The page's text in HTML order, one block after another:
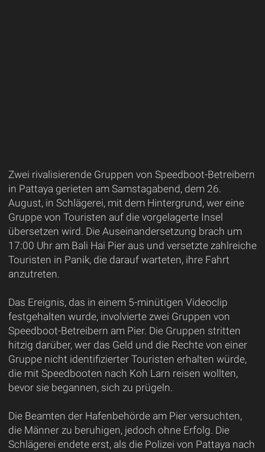
Zwei rivalisierende Gruppen von Speedboot-Betreibern
in Pattaya gerieten am Samstagabend, dem 26.
August, in Schlägerei, mit dem Hintergrund, wer eine
Gruppe von Touristen auf die vorgelagerte Insel
übersetzen wird. Die Auseinandersetzung brach um
17:00 Uhr am Bali Hai Pier aus und versetzte zahlreiche
Touristen in Panik, die darauf warteten, ihre Fahrt
anzutreten.
Das Ereignis, das in einem 5-minütigen Videoclip
festgehalten wurde, involvierte zwei Gruppen von
Speedboot-Betreibern am Pier. Die Gruppen stritten
hitzig darüber, wer das Geld und die Rechte von einer
Gruppe nicht identifizierter Touristen erhalten würde,
die mit Speedbooten nach Koh Larn reisen wollten,
bevor sie begannen, sich zu prügeln.
Die Beamten der Hafenbehörde am Pier versuchten,
die Männer zu beruhigen, jedoch ohne Erfolg. Die
Schlägerei endete erst, als die Polizei von Pattaya nach